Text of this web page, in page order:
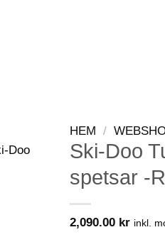
HEM /
Ski-Doo
spetsar -
2,090.00 kr inkl.